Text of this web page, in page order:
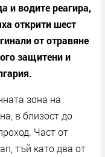
и водите реагира,
открити шест
от отравяне
защитени и
зона на
в близост до
Част от
тъй като два от